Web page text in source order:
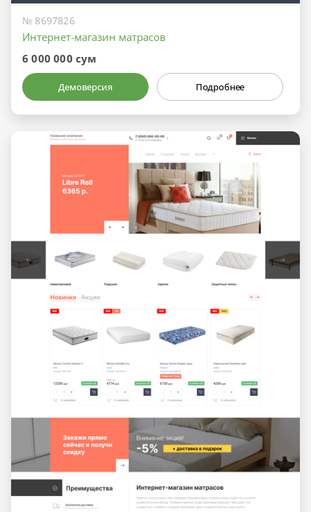
№ 8697826
Интернет-магазин матрасов
6 000 000 сум
Демоверсия Подробнее